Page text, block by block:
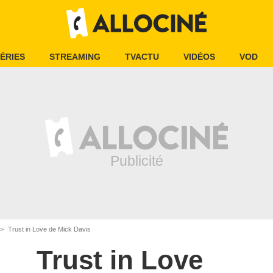
STREAMING TVACTU VIDÉOS VOD
Trust in Love de Mick Davis
Trust in Love